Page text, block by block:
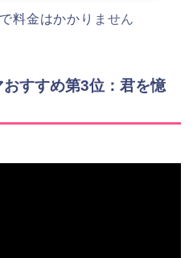
料金はかかりません
すすめ第3位：君を憶